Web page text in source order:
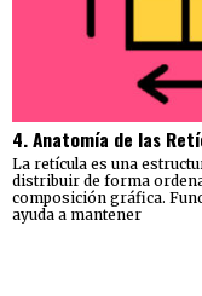
4. Anatomía de las
La retícula es una
distribuir de forma
composición gráfica.
ayuda a mantener